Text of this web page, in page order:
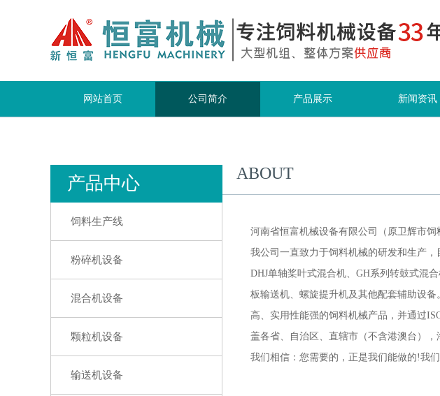
网站首页 公司简介 产品展示 新闻资讯
产品中心
饲料生产线
粉碎机设备
混合机设备
颗粒机设备
输送机设备
ABOUT
河南省恒富机械设备有限公司（原卫辉市
我公司一直致力于饲料机械的研发和生产
DHJ单轴桨叶式混合机、GH系列转鼓式混
板输送机、螺旋提升机及其他配套辅助设
高、实用性能强的饲料机械产品，并通过
盖各省、自治区、直辖市（不含港澳台），
我们相信：您需要的，正是我们能做的!我